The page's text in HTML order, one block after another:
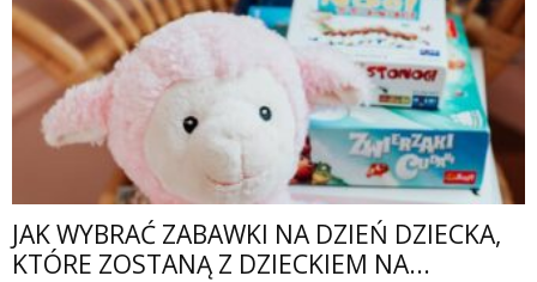
JAK WYBRAĆ ZABAWKI NA DZIEŃ DZIECKA,
KTÓRE ZOSTANĄ Z DZIECKIEM NA...